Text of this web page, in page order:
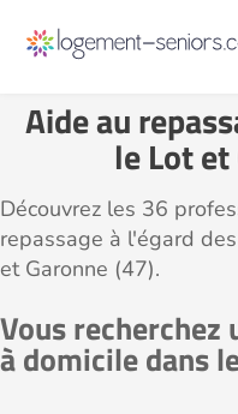
Aide au
le Lot
Découvrez les 36
repassage à l'égard
et Garonne (47).
Vous recherchez
à domicile dans